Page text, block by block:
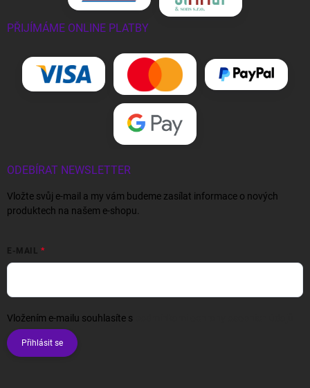
PŘIJÍMÁME ONLINE PLATBY
ODEBÍRAT NEWSLETTER
Vložte svůj e-mail a my vám budeme zasílat informace o nových
produktech na našem e-shopu.
E-MAIL
Vložením e-mailu souhlasíte s
Přihlásit se